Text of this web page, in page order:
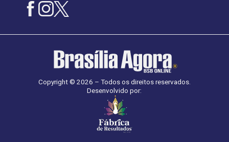
Copyright © 2026 – Todos os direitos reservados.
Desenvolvido por: